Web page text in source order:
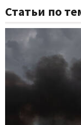
Статьи по